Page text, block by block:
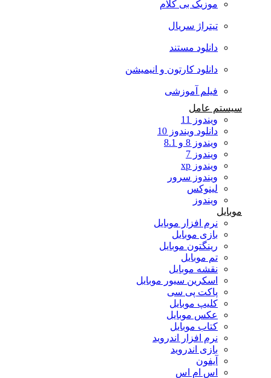
موزیک بی کلام
تیتراژ سریال
دانلود مستند
دانلود کارتون و انیمیشن
فیلم آموزشی
سیستم عامل
ویندوز 11
دانلود ویندوز 10
ویندوز 8 و 8.1
ویندوز 7
ویندوز xp
ویندوز سرور
لینوکس
ویندوز
موبایل
نرم افزار موبایل
بازی موبایل
رینگتون موبایل
تم موبایل
نقشه موبایل
اسکرین سیور موبایل
پاکت پی سی
کلیپ موبایل
عکس موبایل
کتاب موبایل
نرم افزار اندروید
بازی اندروید
آیفون
اس ام اس